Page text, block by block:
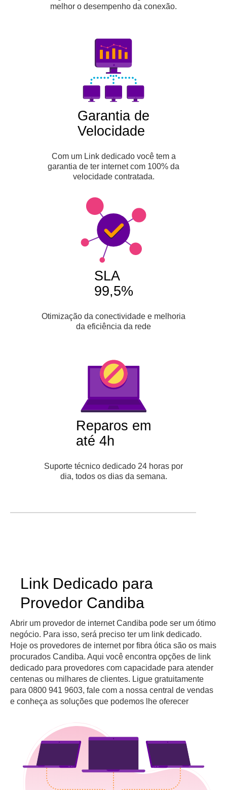
melhor o desempenho da conexão.
Garantia de
Velocidade
Com um Link dedicado você tem a
garantia de ter internet com 100% da
velocidade contratada.
SLA
99,5%
Otimização da conectividade e melhoria
da eficiência da rede
Reparos em
até 4h
Suporte técnico dedicado 24 horas por
dia, todos os dias da semana.
Link Dedicado para
Provedor Candiba
Abrir um provedor de internet Candiba pode ser um ótimo
negócio. Para isso, será preciso ter um link dedicado.
Hoje os provedores de internet por fibra ótica são os mais
procurados Candiba. Aqui você encontra opções de link
dedicado para provedores com capacidade para atender
centenas ou milhares de clientes. Ligue gratuitamente
para 0800 941 9603, fale com a nossa central de vendas
e conheça as soluções que podemos lhe oferecer